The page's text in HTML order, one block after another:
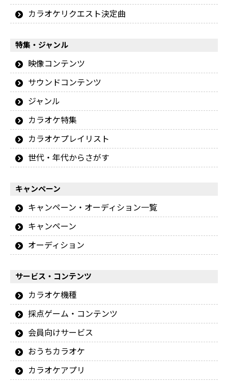
カラオケリクエスト決定曲
特集・ジャンル
映像コンテンツ
サウンドコンテンツ
ジャンル
カラオケ特集
カラオケプレイリスト
世代・年代からさがす
キャンペーン
キャンペーン・オーディション一覧
キャンペーン
オーディション
サービス・コンテンツ
カラオケ機種
採点ゲーム・コンテンツ
会員向けサービス
おうちカラオケ
カラオケアプリ